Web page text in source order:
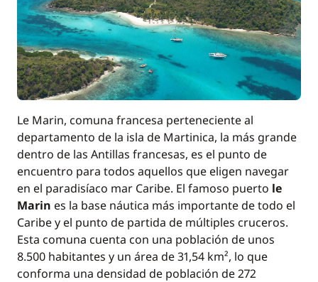
Le Marin, comuna francesa perteneciente al
departamento de la isla de Martinica, la más grande
dentro de las Antillas francesas, es el punto de
encuentro para todos aquellos que eligen navegar
en el paradisíaco mar Caribe. El famoso puerto le
Marin es la base náutica más importante de todo el
Caribe y el punto de partida de múltiples cruceros.
Esta comuna cuenta con una población de unos
8.500 habitantes y un área de 31,54 km², lo que
conforma una densidad de población de 272